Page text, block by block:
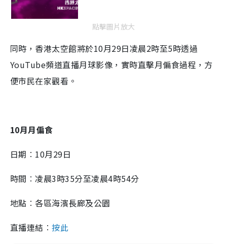
點擊圖片放大
同時，香港太空館將於10月29日凌晨2時至5時透過
YouTube頻道直播月球影像，實時直擊月偏食過程，方
便市民在家觀看。
10月月偏食
日期︰10月29日
時間︰凌晨3時35分至凌晨4時54分
地點︰各區海濱長廊及公園
直播連結︰按此